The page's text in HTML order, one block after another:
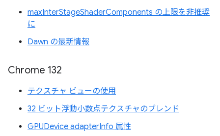
maxInterStageShaderComponents の上限を非推奨
に
Dawn の最新情報
Chrome 132
テクスチャ ビューの使用
32 ビット浮動小数点テクスチャのブレンド
GPUDevice adapterInfo 属性